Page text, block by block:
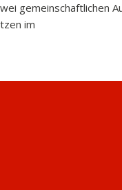
gemeinschaftlichen
im